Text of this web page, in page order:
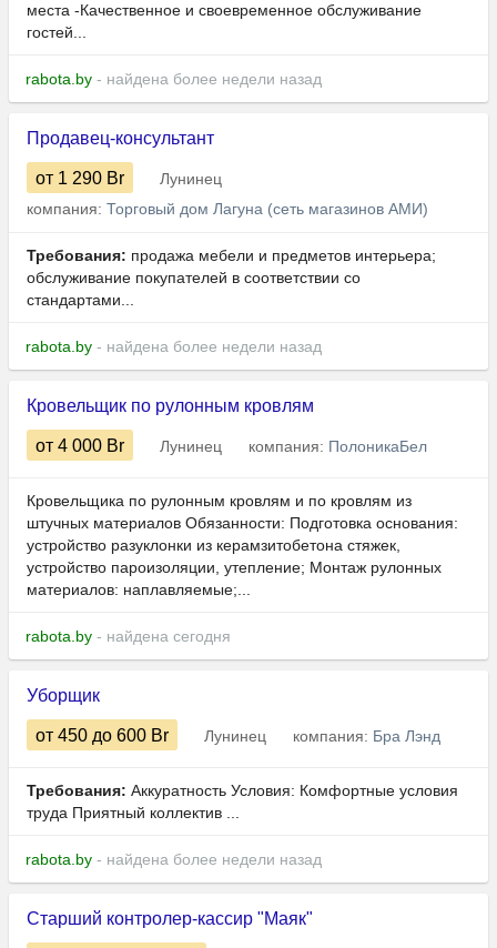
места -Качественное и своевременное обслуживание
гостей...
rabota.by - найдена более недели назад
Продавец-консультант
от 1 290 Br
Лунинец
компания: Торговый дом Лагуна (сеть магазинов АМИ)
Требования: продажа мебели и предметов интерьера;
обслуживание покупателей в соответствии со
стандартами...
rabota.by - найдена более недели назад
Кровельщик по рулонным кровлям
от 4 000 Br Лунинец компания: ПолоникаБел
Кровельщика по рулонным кровлям и по кровлям из
штучных материалов Обязанности: Подготовка основания:
устройство разуклонки из керамзитобетона стяжек,
устройство пароизоляции, утепление; Монтаж рулонных
материалов: наплавляемые;...
rabota.by - найдена сегодня
Уборщик
от 450 до 600 Br Лунинец компания: Бра Лэнд
Требования: Аккуратность Условия: Комфортные условия
труда Приятный коллектив ...
rabota.by - найдена более недели назад
Старший контролер-кассир "Маяк"